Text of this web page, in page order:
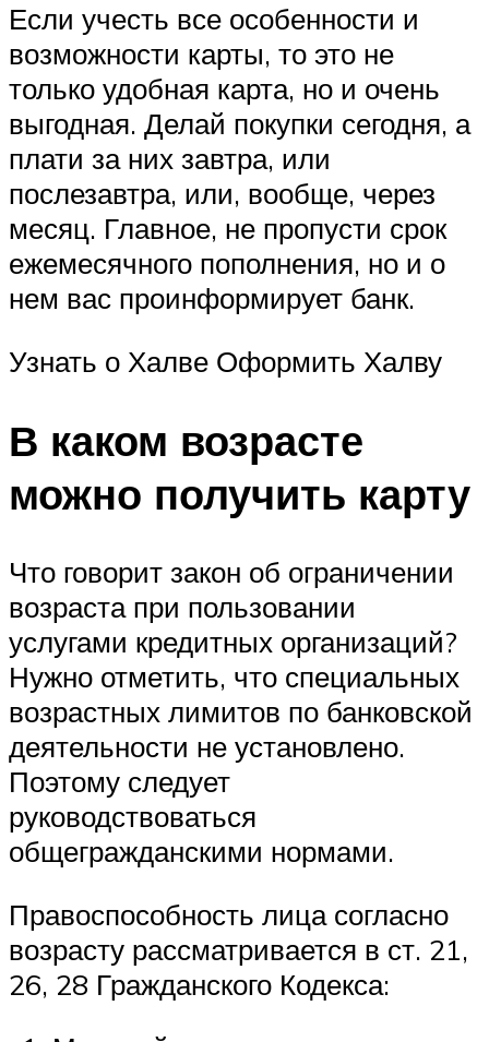
Если учесть все особенности и
возможности карты, то это не
только удобная карта, но и очень
выгодная. Делай покупки сегодня, а
плати за них завтра, или
послезавтра, или, вообще, через
месяц. Главное, не пропусти срок
ежемесячного пополнения, но и о
нем вас проинформирует банк.
Узнать о Халве Оформить Халву
В каком возрасте
можно получить карту
Что говорит закон об ограничении
возраста при пользовании
услугами кредитных организаций?
Нужно отметить, что специальных
возрастных лимитов по банковской
деятельности не установлено.
Поэтому следует
руководствоваться
общегражданскими нормами.
Правоспособность лица согласно
возрасту рассматривается в ст. 21,
26, 28 Гражданского Кодекса: